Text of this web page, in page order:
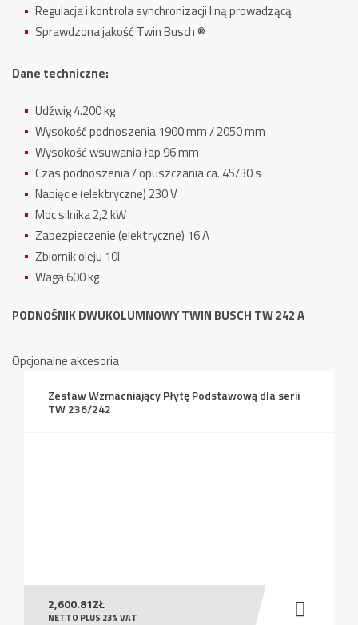
Regulacja i kontrola synchronizacji liną prowadzącą
Sprawdzona jakość Twin Busch ®
Dane techniczne:
Udźwig 4.200 kg
Wysokość podnoszenia 1900 mm / 2050 mm
Wysokość wsuwania łap 96 mm
Czas podnoszenia / opuszczania ca. 45/30 s
Napięcie (elektryczne) 230 V
Moc silnika 2,2 kW
Zabezpieczenie (elektryczne) 16 A
Zbiornik oleju 10l
Waga 600 kg
PODNOŚNIK DWUKOLUMNOWY TWIN BUSCH TW 242 A
Opcjonalne akcesoria
Zestaw Wzmacniający Płytę Podstawową dla serii
TW 236/242
2,600.81ZŁ
NETTO PLUS 23% VAT